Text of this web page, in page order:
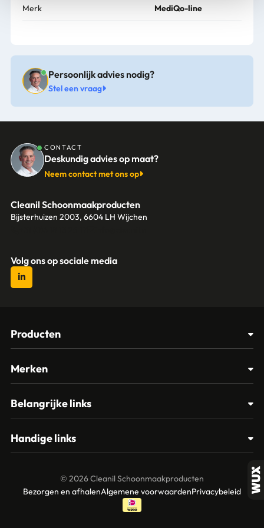
Merk MediQo-line
Persoonlijk advies nodig?
Stel een vraag
CONTACT
Deskundig advies op maat?
Neem contact met ons op
Cleanil Schoonmaakproducten
Bijsterhuizen 2003, 6604 LH Wijchen
Volg ons op sociale media
Producten
Glasbewassing
Materialen
Papier – Dispensers - Toiletinrichting
Merken
Spectro
Vikan
Vileda
Belangrijke links
Contact
Mijn account
Handige links
Over ons
© 2026 Cleanil Schoonmaakproducten
Bezorgen en afhalenAlgemene voorwaardenPrivacybeleid